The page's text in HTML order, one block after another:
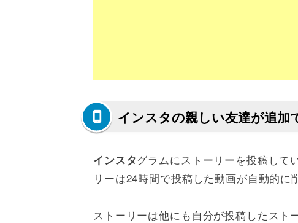
インスタの親しい友達が追加
インスタグラムにストーリーを投稿して
リーは24時間で投稿した動画が自動的に
ストーリーは他にも自分が投稿したスト